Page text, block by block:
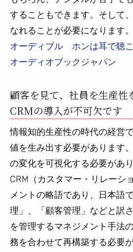
することもできます。そして
なれることが必要になります。
オーディブル ホンは耳で聴
オーディオブックジャパン
顧客を見て、社員を生産性
CRMの導入が不可欠です
情報知的生産性の時代の経営
値を生み出す必要があります
の変化を可視化する必要があ
CRM（カスタマー・リレーシ
メントの略語であり、日本語
理」、「顧客管理」などと訳
を管理するマネジメント手法
務を合わせて再構築する必要